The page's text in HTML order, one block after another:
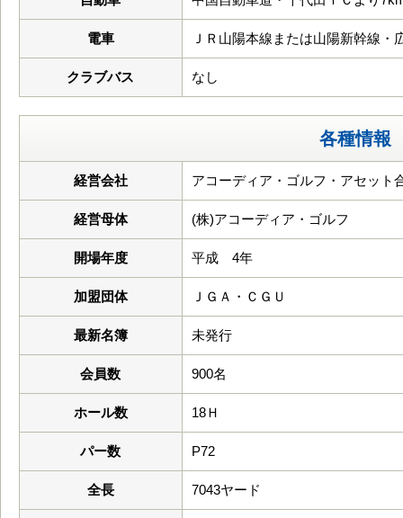
電車 ＪＲ山陽本線または山陽新幹線・
クラブバス なし
各種情報
経営会社 アコーディア・ゴルフ・アセット
経営母体 (株)アコーディア・ゴルフ
開場年度 平成 4年
加盟団体 ＪＧＡ・ＣＧＵ
最新名簿 未発行
会員数 900名
ホール数 18Ｈ
パー数 P72
全長 7043ヤード